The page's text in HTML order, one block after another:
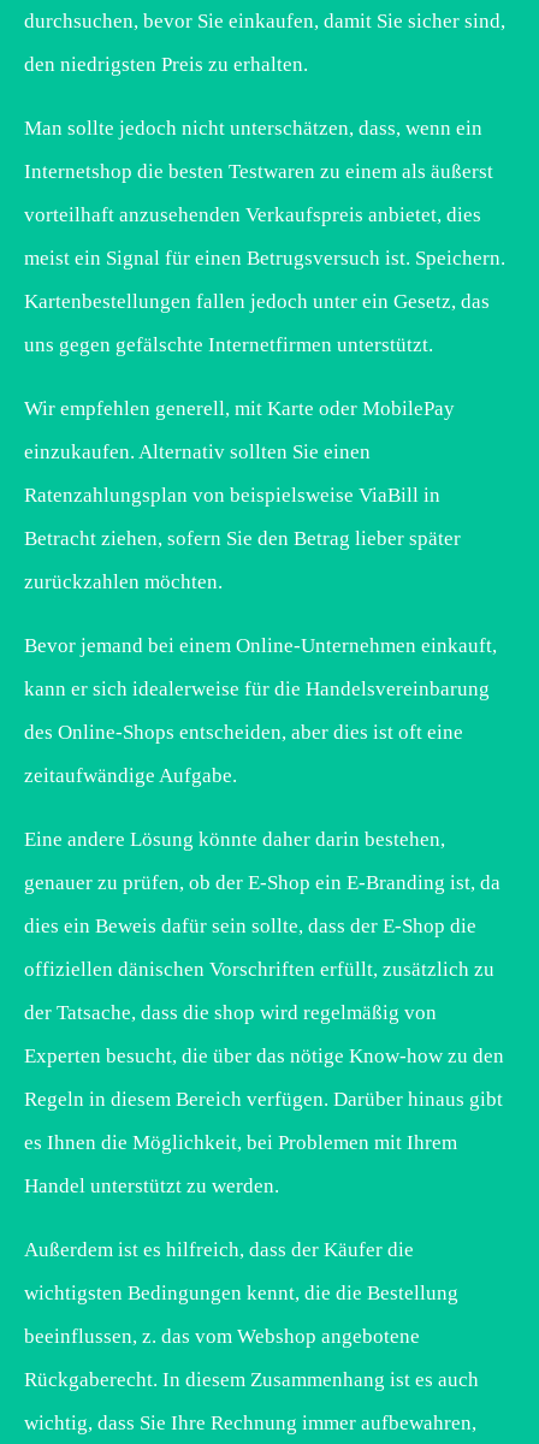
durchsuchen, bevor Sie einkaufen, damit Sie sicher sind,
den niedrigsten Preis zu erhalten.
Man sollte jedoch nicht unterschätzen, dass, wenn ein
Internetshop die besten Testwaren zu einem als äußerst
vorteilhaft anzusehenden Verkaufspreis anbietet, dies
meist ein Signal für einen Betrugsversuch ist. Speichern.
Kartenbestellungen fallen jedoch unter ein Gesetz, das
uns gegen gefälschte Internetfirmen unterstützt.
Wir empfehlen generell, mit Karte oder MobilePay
einzukaufen. Alternativ sollten Sie einen
Ratenzahlungsplan von beispielsweise ViaBill in
Betracht ziehen, sofern Sie den Betrag lieber später
zurückzahlen möchten.
Bevor jemand bei einem Online-Unternehmen einkauft,
kann er sich idealerweise für die Handelsvereinbarung
des Online-Shops entscheiden, aber dies ist oft eine
zeitaufwändige Aufgabe.
Eine andere Lösung könnte daher darin bestehen,
genauer zu prüfen, ob der E-Shop ein E-Branding ist, da
dies ein Beweis dafür sein sollte, dass der E-Shop die
offiziellen dänischen Vorschriften erfüllt, zusätzlich zu
der Tatsache, dass die shop wird regelmäßig von
Experten besucht, die über das nötige Know-how zu den
Regeln in diesem Bereich verfügen. Darüber hinaus gibt
es Ihnen die Möglichkeit, bei Problemen mit Ihrem
Handel unterstützt zu werden.
Außerdem ist es hilfreich, dass der Käufer die
wichtigsten Bedingungen kennt, die die Bestellung
beeinflussen, z. das vom Webshop angebotene
Rückgaberecht. In diesem Zusammenhang ist es auch
wichtig, dass Sie Ihre Rechnung immer aufbewahren,